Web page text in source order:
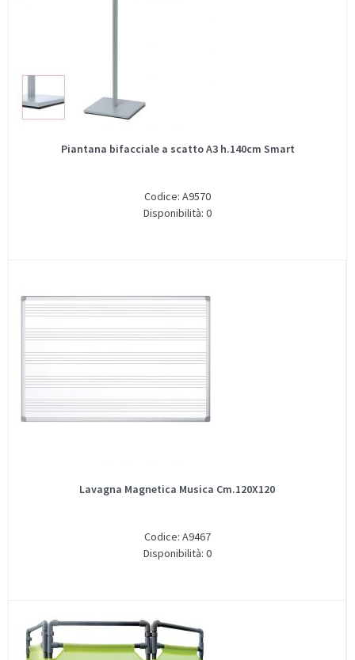
Piantana bifacciale a scatto A3 h.140cm Smart
Codice: A9570
Disponibilità: 0
Lavagna Magnetica Musica Cm.120X120
Codice: A9467
Disponibilità: 0